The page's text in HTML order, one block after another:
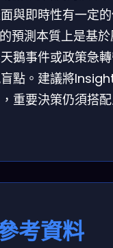
與即時性有一定
預測本質上是基
鵝事件或政策急
點。建議將
重要決策仍須搭
考資料